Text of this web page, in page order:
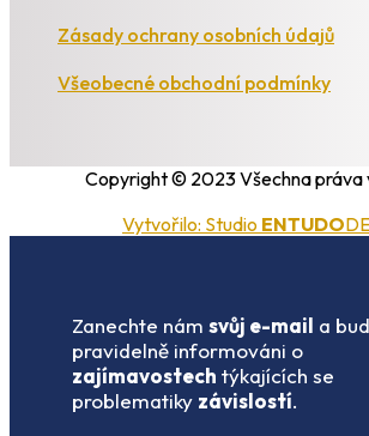
Zásady ochrany osobních údajů
Všeobecné obchodní podmínky
Copyright © 2023 Všechna práva
Vytvořilo: Studio ENTUDO
Zanechte nám svůj e-mail a
pravidelně informováni o
zajímavostech týkajících se
problematiky závislostí.